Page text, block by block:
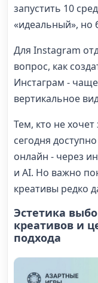
запустить 10
«идеальный», но
Для Instagram
вопрос, как
Инстаграм - чаще
вертикальное
Тем, кто не
сегодня
онлайн - через
и AI. Но важно
креативы редко
Эстетика
креативов и
подхода